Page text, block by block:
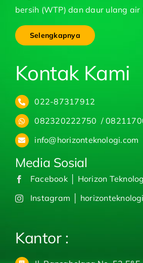
bersih (WTP) dan daur ulang air
Selengkapnya
Kontak Kami
022-87317912
082320222750 /
info@horizonteknologi.com
Media Sosial
Facebook │ Horizon
Instagram │ horizonteknologi
Kantor :